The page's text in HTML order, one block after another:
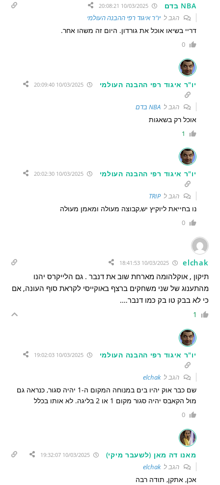
NBA בדם 10/03/2025 20:08:21
הגב ליו"ר איגוד רפי ההבנה העולמי
דריי בשיאו אוכל את גורדון. היום זה משהו אחר.
0
יו"ר איגוד רפי ההבנה העולמי 10/03/2025 20:09:40
הגב לNBA בדם
אוכל רק בשאגות
1
יו"ר איגוד רפי ההבנה העולמי 10/03/2025 20:02:30
הגב לTRIP
נו בחייאת ליוקיץ יש,קבוצה מעולה ומאמן מעולה
0
elchak
תיקון , אוקלהומה מארחת שוב את דנבר . גם הלייקרס יהנו
מהתענוג של שני משחקים ברצף באוקייסי לקראת סוף העונה, אם
כי לא בבק טו בק כמו דנבר….
1
יו"ר איגוד רפי ההבנה העולמי 10/03/2025 19:02:03
הגב לelchak
שם כבר אוק יהיו בים במנוחה המקום ה-1 יהיה סגור, כנראה גם
מול הקאבס יהיה סגור מקום 1 או 2 בליגה. לא אותו בכלל
0
מאנו דה מאן (לשעבר מיקי) 10/03/2025 19:32:07
הגב לelchak
אכן, אתקן, תודה רבה